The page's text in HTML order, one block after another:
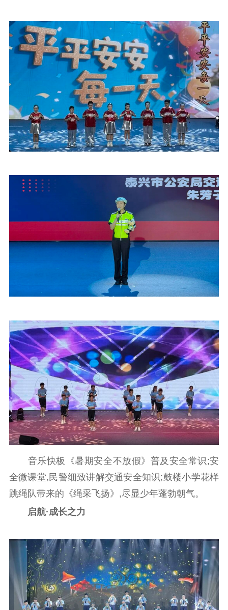
音乐快板《暑期安全不放假》普及安全常识;安
全微课堂,民警细致讲解交通安全知识;鼓楼小学花样
跳绳队带来的《绳采飞扬》,尽显少年蓬勃朝气。
启航·成长之力